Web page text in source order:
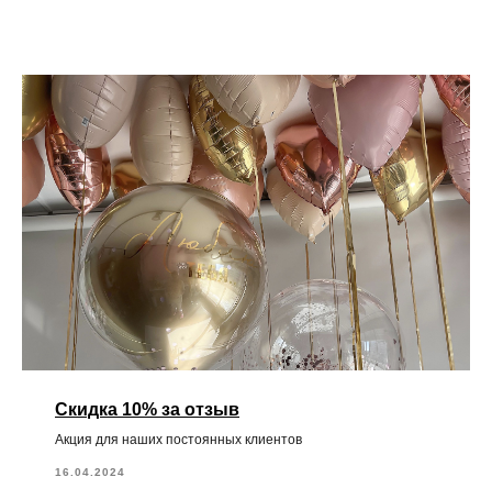
Скидка 10% за отзыв
Акция для наших постоянных клиентов
16.04.2024